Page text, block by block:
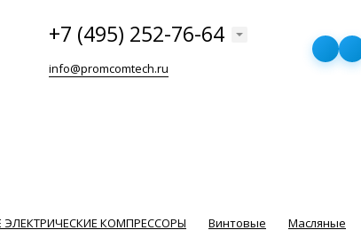
+7 (495) 252-76-64
info@promcomtech.ru
КОМПРЕССОРЫ Винтовые Масляные